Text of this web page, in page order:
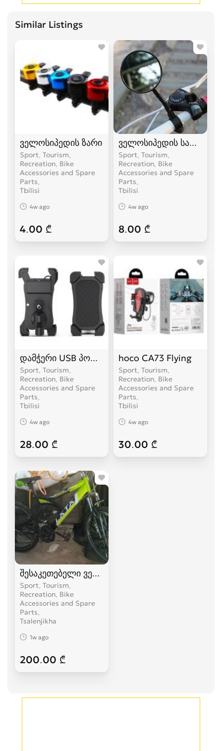
Similar Listings
ველოსიპედის ზარი
Sport, Tourism,
Recreation, Bike
Accessories and Spare
Parts
Tbilisi
4w ago
4.00 ₾
ველოსიპედის სარკე
Sport, Tourism,
Recreation, Bike
Accessories and Spare
Parts
Tbilisi
4w ago
8.00 ₾
დამჭერი USB პორტით
Sport, Tourism,
Recreation, Bike
Accessories and Spare
Parts
Tbilisi
4w ago
28.00 ₾
hoco CA73 Flying
Sport, Tourism,
Recreation, Bike
Accessories and Spare
Parts
Tbilisi
4w ago
30.00 ₾
შესაკეთებელი ველოსიპედი
Sport, Tourism,
Recreation, Bike
Accessories and Spare
Parts
Tsalenjikha
1w ago
200.00 ₾